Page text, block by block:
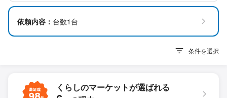
依頼内容： 台数1台
条件を選択
くらしのマーケットが選ばれる